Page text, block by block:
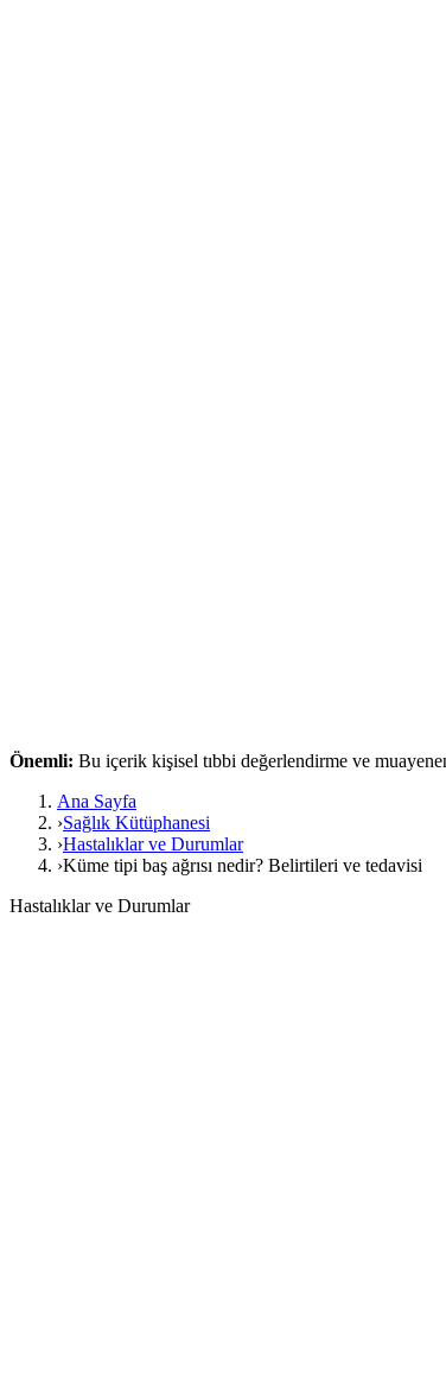
Önemli: Bu içerik kişisel tıbbi değerlendirme ve
Ana Sayfa
›Sağlık Kütüphanesi
›Hastalıklar ve Durumlar
›Küme tipi baş ağrısı nedir? Belirtileri ve tedavisi
Hastalıklar ve Durumlar